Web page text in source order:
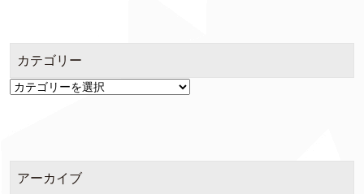
カテゴリー
カ
アーカイブ